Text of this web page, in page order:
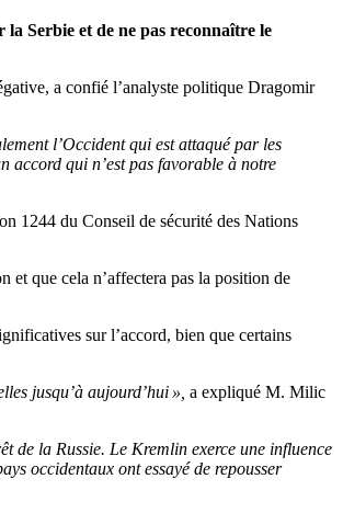
Serbie et de ne pas reconnaître le
a confié l’analyste politique Dragomir
l’Occident qui est attaqué par les
accord qui n’est pas favorable à notre
1244 du Conseil de sécurité des Nations
et que cela n’affectera pas la position de
sur l’accord, bien que certains
jusqu’à aujourd’hui », a expliqué M. Milic
de la Russie. Le Kremlin exerce une influence
occidentaux ont essayé de repousser